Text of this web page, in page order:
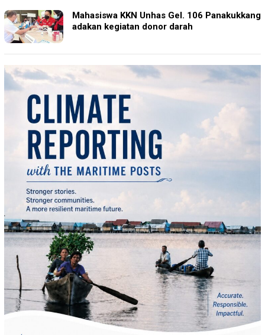
Mahasiswa KKN Unhas Gel. 106 Panakukkang
adakan kegiatan donor darah